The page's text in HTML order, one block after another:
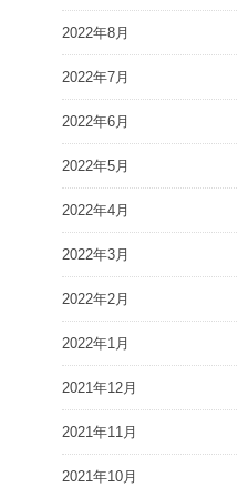
2022年8月
2022年7月
2022年6月
2022年5月
2022年4月
2022年3月
2022年2月
2022年1月
2021年12月
2021年11月
2021年10月